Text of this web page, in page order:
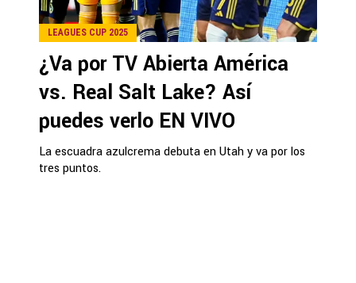
LEAGUES CUP 2025
¿Va por TV Abierta América
vs. Real Salt Lake? Así
puedes verlo EN VIVO
La escuadra azulcrema debuta en Utah y va por los
tres puntos.